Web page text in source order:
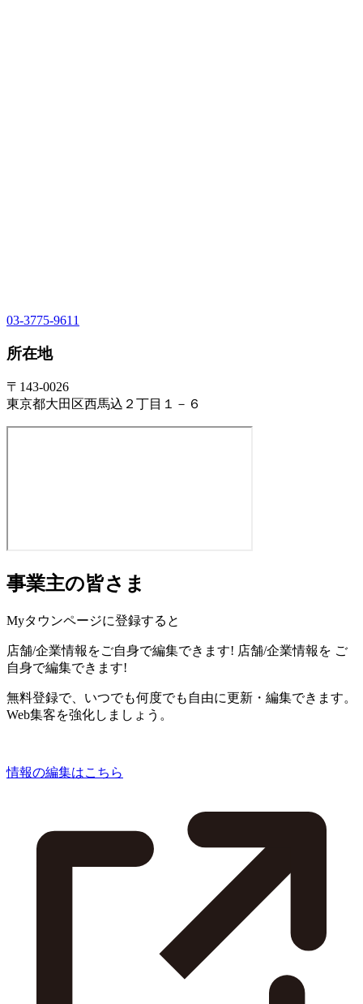
03-3775-9611
所在地
〒143-0026
東京都大田区西馬込２丁目１－６
事業主の皆さま
Myタウンページに登録すると
店舗/企業情報をご自身で編集できます! 店舗/企業情報を ご
自身で編集できます!
無料登録で、いつでも何度でも自由に更新・編集できます。
Web集客を強化しましょう。
情報の編集はこちら